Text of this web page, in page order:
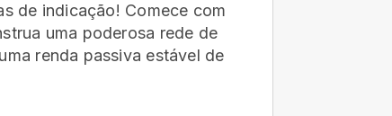
de indicação! Comece com
uma poderosa rede de
renda passiva estável de